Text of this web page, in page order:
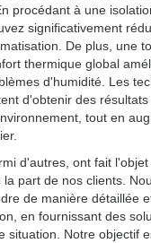
procédant à une
significativement
De plus, une
thermique global
d'humidité. Les
d'obtenir des
tout en
d'autres, ont fait
la part de nos clients.
de manière détaillée
en fournissant des
situation. Notre objectif